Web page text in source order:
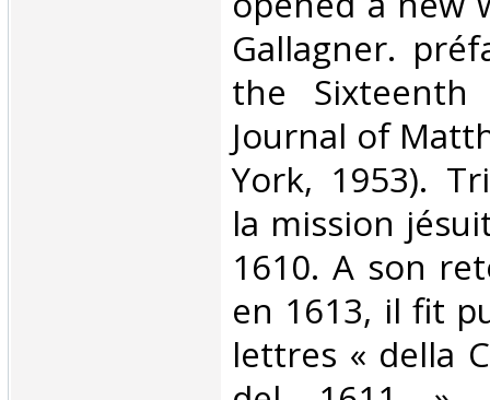
Gallagner.
the Sixteenth
Journal of
York, 1953).
la mission
1610. A son
en 1613, il fit
lettres « della